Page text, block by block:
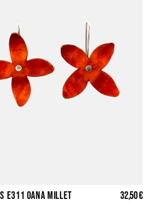
E311 OANA MILLET 32,50 €